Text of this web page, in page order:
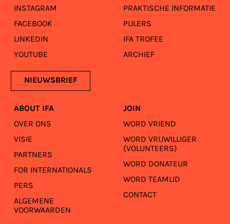
INSTAGRAM
FACEBOOK
LINKEDIN
YOUTUBE
NIEUWSBRIEF
PRAKTISCHE INFORMATIE
PIJLERS
IFA TROFEE
ARCHIEF
ABOUT IFA
OVER ONS
VISIE
PARTNERS
FOR INTERNATIONALS
PERS
ALGEMENE
VOORWAARDEN
JOIN
WORD VRIEND
WORD VRIJWILLIGER
(VOLUNTEERS)
WORD DONATEUR
WORD TEAMLID
CONTACT